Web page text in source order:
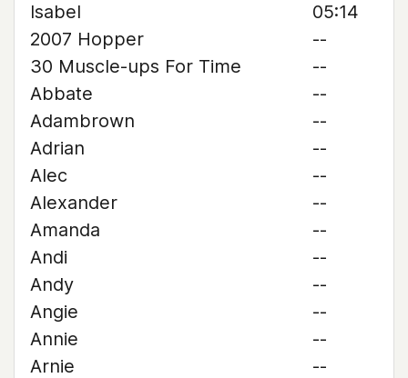
Isabel
05:14
2007 Hopper
--
30 Muscle-ups For Time
--
Abbate
--
Adambrown
--
Adrian
--
Alec
--
Alexander
--
Amanda
--
Andi
--
Andy
--
Angie
--
Annie
--
Arnie
--